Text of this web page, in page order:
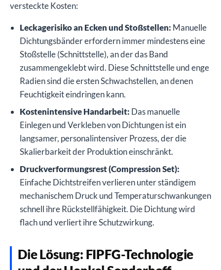
versteckte Kosten:
Leckagerisiko an Ecken und Stoßstellen: Manuelle
Dichtungsbänder erfordern immer mindestens eine
Stoßstelle (Schnittstelle), an der das Band
zusammengeklebt wird. Diese Schnittstelle und enge
Radien sind die ersten Schwachstellen, an denen
Feuchtigkeit eindringen kann.
Kostenintensive Handarbeit: Das manuelle
Einlegen und Verkleben von Dichtungen ist ein
langsamer, personalintensiver Prozess, der die
Skalierbarkeit der Produktion einschränkt.
Druckverformungsrest (Compression Set):
Einfache Dichtstreifen verlieren unter ständigem
mechanischem Druck und Temperaturschwankungen
schnell ihre Rückstellfähigkeit. Die Dichtung wird
flach und verliert ihre Schutzwirkung.
Die Lösung: FIPFG-Technologie